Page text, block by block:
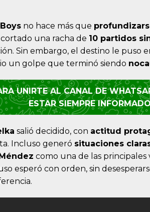
no hace más que
una racha de 10 partidos
Sin embargo, el destino le puso
un golpe que terminó siendo
UNIRTE AL CANAL DE
ESTAR SIEMPRE
salió decidido, con actitud
Incluso generó situaciones
como una de las
esperó con orden, sin